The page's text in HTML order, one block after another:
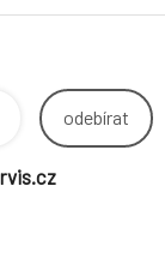
odebírat